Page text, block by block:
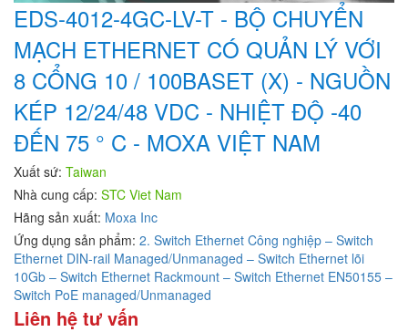
EDS-4012-4GC-LV-T - BỘ CHUYỂN
MẠCH ETHERNET CÓ QUẢN LÝ VỚI
8 CỔNG 10 / 100BASET (X) - NGUỒN
KÉP 12/24/48 VDC - NHIỆT ĐỘ -40
ĐẾN 75 ° C - MOXA VIỆT NAM
Xuất sứ: Taiwan
Nhà cung cấp: STC Viet Nam
Hãng sản xuất: Moxa Inc
Ứng dụng sản phẩm: 2. Switch Ethernet Công nghiệp – Switch
Ethernet DIN-rail Managed/Unmanaged – Switch Ethernet lõi
10Gb – Switch Ethernet Rackmount – Switch Ethernet EN50155 –
Switch PoE managed/Unmanaged
Liên hệ tư vấn